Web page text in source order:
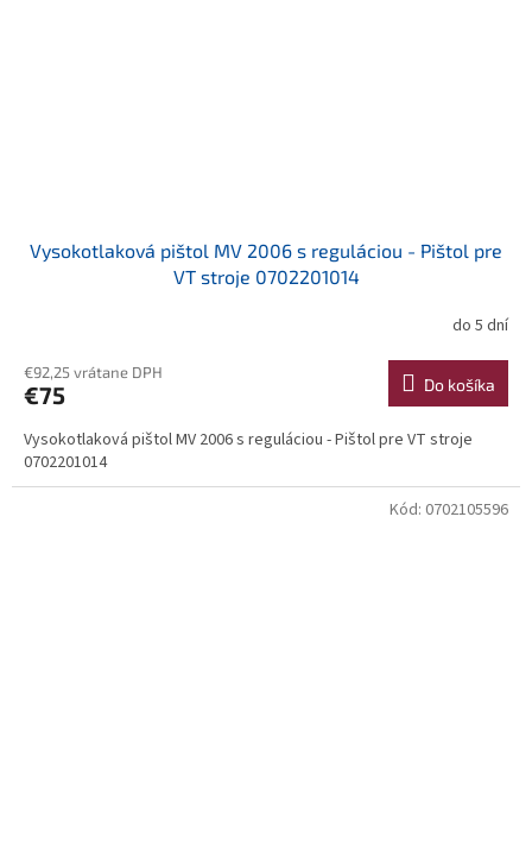
Vysokotlaková pištol MV 2006 s reguláciou - Pištol pre
VT stroje 0702201014
do 5 dní
€92,25 vrátane DPH
€75 Do košíka
Vysokotlaková pištol MV 2006 s reguláciou - Pištol pre VT stroje
0702201014
Kód: 0702105596